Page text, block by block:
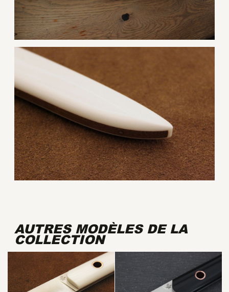
AUTRES MODÈLES DE LA
COLLECTION